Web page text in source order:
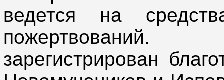
ведется на
зарегистрирован